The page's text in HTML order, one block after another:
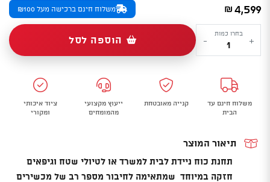
₪ 4,599 משלוח חינם ברכישה מעל ₪100
+
כמות
של
כוח
ניידת
ECOFLOW
PRO-
בחרו כמות
- הוספה לסל
משלוח חינם עד
הבית
קנייה מאובטחת
ייעוץ מקצועי
מהמומחים
ציוד איכותי
ומקורי
תיאור המוצר
תחנת כוח ניידת לבית למשרד או לטיולי שטח וגיפאים
חזקה במיוחד שמתאימה לחיבור מספר רב של מכשירים